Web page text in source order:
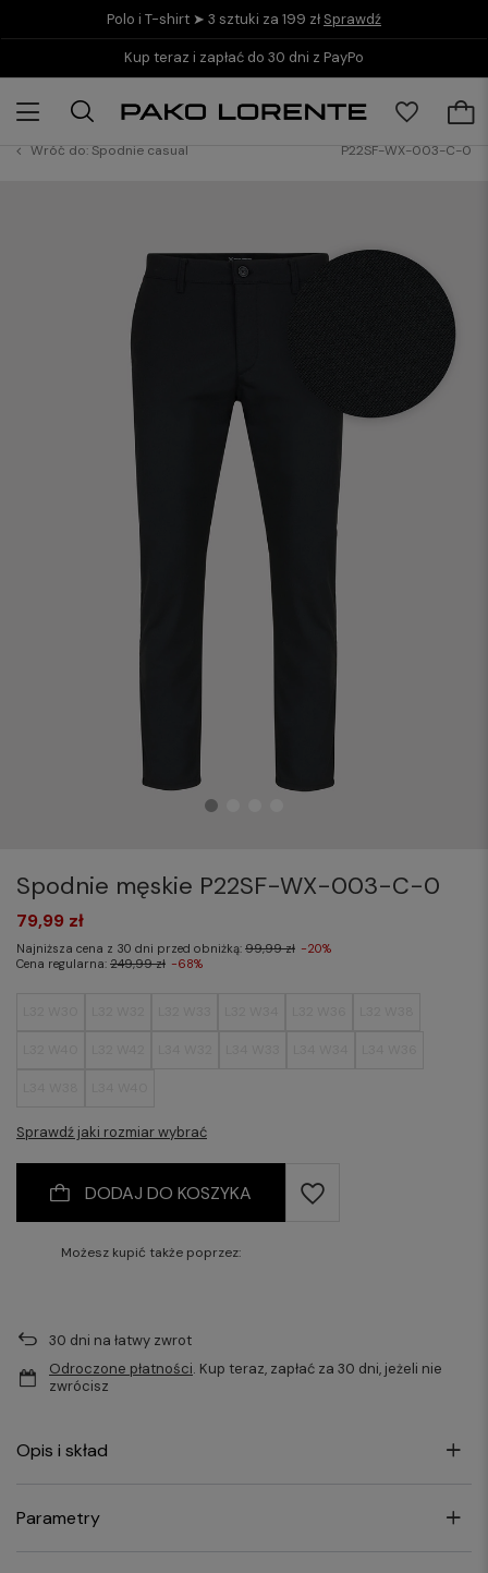
Polo i T-shirt ➤ 3 sztuki za 199 zł Sprawdź
Kup teraz i zapłać do 30 dni z PayPo
Wróć do:Spodnie casual P22SF-WX-003-C-0
Spodnie męskie P22SF-WX-003-C-0
Sprawdź jaki rozmiar wybrać
79,99 zł
Najniższa cena z 30 dni przed obniżką: 99,99 zł -20%
Cena regularna: 249,99 zł -68%
DODAJ DO KOSZYKA
Możesz kupić także poprzez:
30 dni na łatwy zwrot
Odroczone płatności. Kup teraz, zapłać za 30 dni, jeżeli nie
zwrócisz
Opis i skład
Parametry